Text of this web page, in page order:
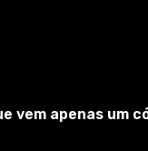
apenas um